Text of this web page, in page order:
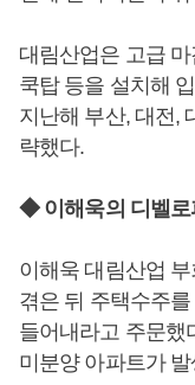
대림산업은 고급
쿡탑 등을 설치해
지난해 부산, 대전,
략했다.
◆ 이해욱의 디벨로
이해욱 대림산업
겪은 뒤 주택수주
들어내라고 주문했
미분양 아파트가